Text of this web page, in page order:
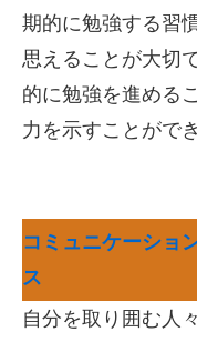
期的に勉強する習
思えることが大切
的に勉強を進める
力を示すことがで
コミュニケーショ
ス
自分を取り囲む人